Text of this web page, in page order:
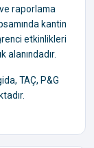
raporlama
kantin
etkinlikleri
alanındadır.
TAÇ, P&G